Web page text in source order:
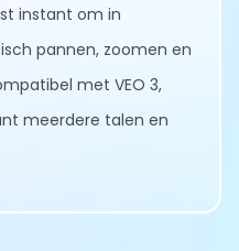
instant om in
pannen, zoomen en
met VEO 3,
meerdere talen en